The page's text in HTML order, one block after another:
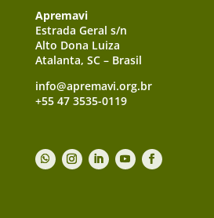
Apremavi
Estrada Geral s/n
Alto Dona Luiza
Atalanta, SC – Brasil
info@apremavi.org.br
+55 47 3535-0119